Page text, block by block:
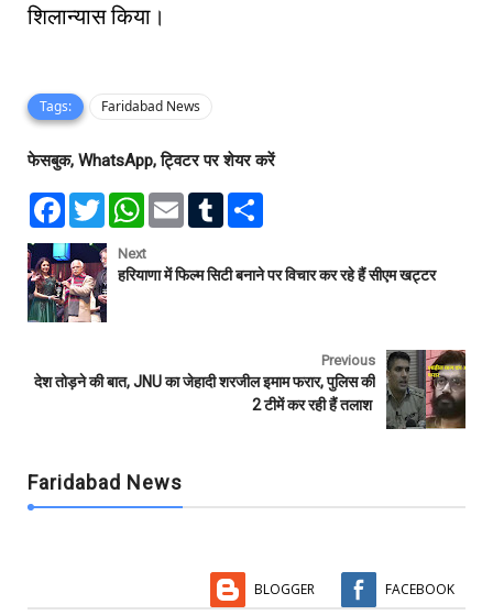
शिलान्यास किया।
Tags: Faridabad News
फेसबुक, WhatsApp, ट्विटर पर शेयर करें
F
e
b
o
o
k
T
w
t
t
e
r
W
t
s
E
l
T
l
e
Next
हरियाणा में फिल्म सिटी बनाने पर विचार कर रहे हैं सीएम खट्टर
Previous
देश तोड़ने की बात, JNU का जेहादी शरजील इमाम फरार, पुलिस की
2 टीमें कर रही हैं तलाश
Faridabad News
BLOGGER FACEBOOK